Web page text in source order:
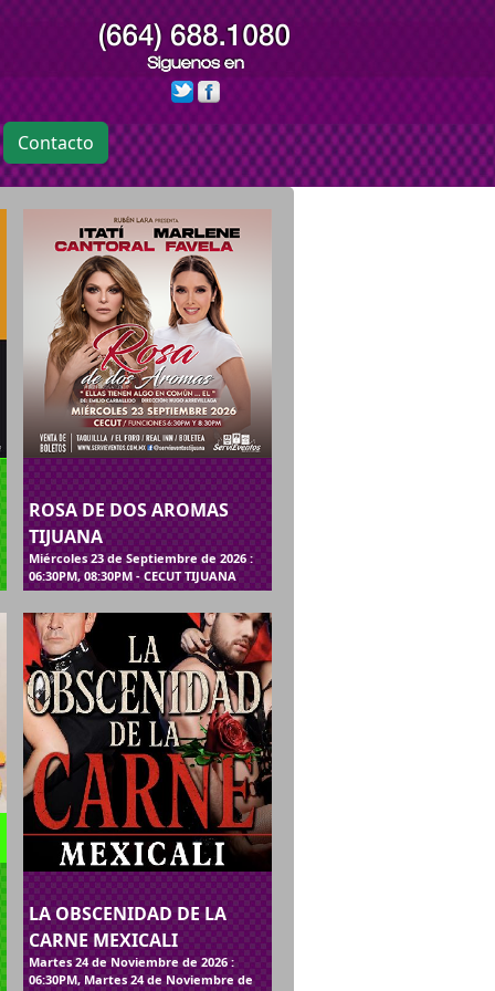
Contacto
ROSA DE DOS AROMAS
TIJUANA
Miércoles 23 de Septiembre de 2026 :
06:30PM, 08:30PM - CECUT TIJUANA
LA OBSCENIDAD DE LA
CARNE MEXICALI
Martes 24 de Noviembre de 2026 :
06:30PM, Martes 24 de Noviembre de